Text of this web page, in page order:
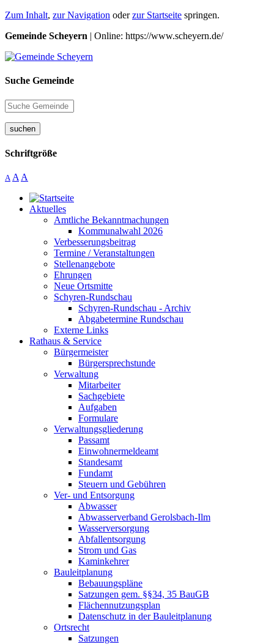
Zum Inhalt, zur Navigation oderzur Startseite springen.
Gemeinde Scheyern | Online: https://www.scheyern.de/
Suche Gemeinde
suchen
Schriftgröße
A A A
Aktuelles
Amtliche Bekanntmachungen
Kommunalwahl 2026
Verbesserungsbeitrag
Termine / Veranstaltungen
Stellenangebote
Ehrungen
Neue Ortsmitte
Schyren-Rundschau
Schyren-Rundschau - Archiv
Abgabetermine Rundschau
Externe Links
Rathaus & Service
Bürgermeister
Bürgersprechstunde
Verwaltung
Mitarbeiter
Sachgebiete
Aufgaben
Formulare
Verwaltungsgliederung
Passamt
Einwohnermeldeamt
Standesamt
Fundamt
Steuern und Gebühren
Ver- und Entsorgung
Abwasser
Abwasserverband Gerolsbach-Ilm
Wasserversorgung
Abfallentsorgung
Strom und Gas
Kaminkehrer
Bauleitplanung
Bebauungspläne
Satzungen gem. §§34, 35 BauGB
Flächennutzungsplan
Datenschutz in der Bauleitplanung
Ortsrecht
Satzungen